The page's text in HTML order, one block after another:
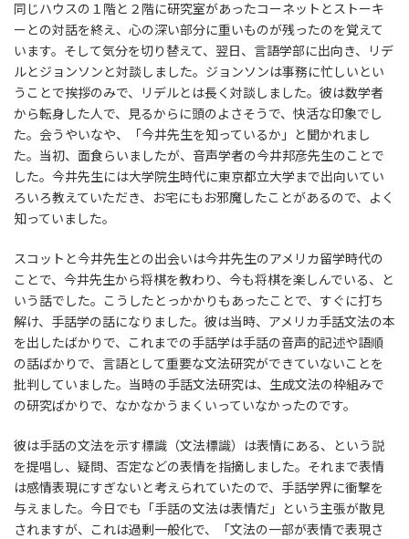
同じハウスの１階と２階に研究室があったコーネットとストーキ
ーとの対話を終え、心の深い部分に重いものが残ったのを覚えて
います。そして気分を切り替えて、翌日、言語学部に出向き、リデ
ルとジョンソンと対談しました。ジョンソンは事務に忙しいとい
うことで挨拶のみで、リデルとは長く対談しました。彼は数学者
から転身した人で、見るからに頭のよさそうで、快活な印象でし
た。会うやいなや、「今井先生を知っているか」と聞かれまし
た。当初、面食らいましたが、音声学者の今井邦彦先生のことで
した。今井先生には大学院生時代に東京都立大学まで出向いてい
ろいろ教えていただき、お宅にもお邪魔したことがあるので、よく
知っていました。
スコットと今井先生との出会いは今井先生のアメリカ留学時代の
ことで、今井先生から将棋を教わり、今も将棋を楽しんでいる、と
いう話でした。こうしたとっかかりもあったことで、すぐに打ち
解け、手話学の話になりました。彼は当時、アメリカ手話文法の本
を出したばかりで、これまでの手話学は手話の音声的記述や語順
の話ばかりで、言語として重要な文法研究ができていないことを
批判していました。当時の手話文法研究は、生成文法の枠組みで
の研究ばかりで、なかなかうまくいっていなかったのです。
彼は手話の文法を示す標識（文法標識）は表情にある、という説
を提唱し、疑問、否定などの表情を指摘しました。それまで表情
は感情表現にすぎないと考えられていたので、手話学界に衝撃を
与えました。今日でも「手話の文法は表情だ」という主張が散見
されますが、これは過剰一般化で、「文法の一部が表情で表現さ